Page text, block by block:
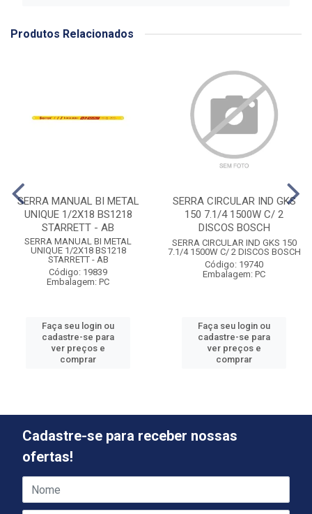
Produtos Relacionados
SERRA MANUAL BI METAL
UNIQUE 1/2X18 BS1218
STARRETT - AB
SERRA MANUAL BI METAL
UNIQUE 1/2X18 BS1218
STARRETT - AB
Código: 19839
Embalagem: PC
Faça seu login ou
cadastre-se para
ver preços e
comprar
SERRA CIRCULAR IND GKS
150 7.1/4 1500W C/ 2
DISCOS BOSCH
SERRA CIRCULAR IND GKS 150
7.1/4 1500W C/ 2 DISCOS BOSCH
Código: 19740
Embalagem: PC
Faça seu login ou
cadastre-se para
ver preços e
comprar
Cadastre-se para receber nossas
ofertas!